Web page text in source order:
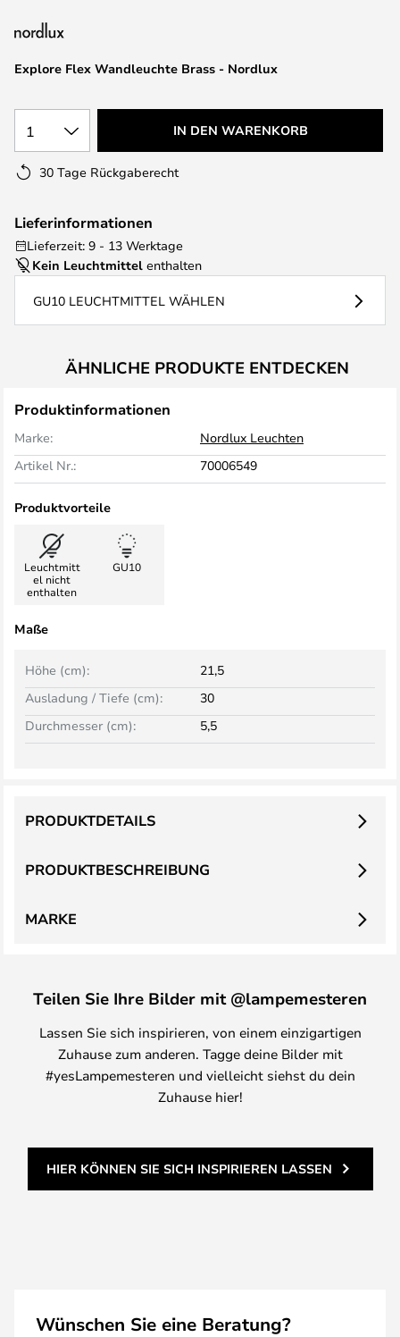
Explore Flex Wandleuchte Brass - Nordlux
1 IN DEN WARENKORB
30 Tage Rückgaberecht
Lieferinformationen
Lieferzeit: 9 - 13 Werktage
Kein Leuchtmittel enthalten
GU10 LEUCHTMITTEL WÄHLEN
ÄHNLICHE PRODUKTE ENTDECKEN
Produktinformationen
Marke:
Nordlux Leuchten
Artikel Nr.:
70006549
Produktvorteile
Leuchtmitt
el nicht
enthalten
GU10
Maße
Höhe (cm):
21,5
Ausladung / Tiefe (cm):
30
Durchmesser (cm):
5,5
PRODUKTBESCHREIBUNG
PRODUKTDETAILS
MARKE
Teilen Sie Ihre Bilder mit @lampemesteren
Lassen Sie sich inspirieren, von einem einzigartigen
Zuhause zum anderen. Tagge deine Bilder mit
#yesLampemesteren und vielleicht siehst du dein
Zuhause hier!
HIER KÖNNEN SIE SICH INSPIRIEREN LASSEN
Wünschen Sie eine Beratung?